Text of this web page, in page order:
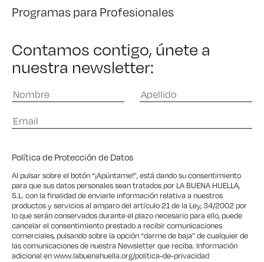
Programas para Profesionales
Contamos contigo, únete a
nuestra newsletter:
Política de Protección de Datos
Al pulsar sobre el botón “¡Apúntame!”, está dando su consentimiento
para que sus datos personales sean tratados por LA BUENA HUELLA,
S.L. con la finalidad de enviarle información relativa a nuestros
productos y servicios al amparo del artículo 21 de la Ley, 34/2002 por
lo que serán conservados durante el plazo necesario para ello, puede
cancelar el consentimiento prestado a recibir comunicaciones
comerciales, pulsando sobre la opción “darme de baja” de cualquier de
las comunicaciones de nuestra Newsletter que reciba. Información
adicional enwww.labuenahuella.org/politica-de-privacidad